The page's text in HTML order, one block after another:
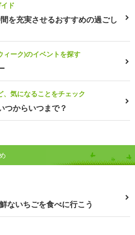
ド
を充実させるおすすめの過ごし
ィーク)のイベントを探す
気になることをチェック
つからいつまで？
ないちごを食べに行こう